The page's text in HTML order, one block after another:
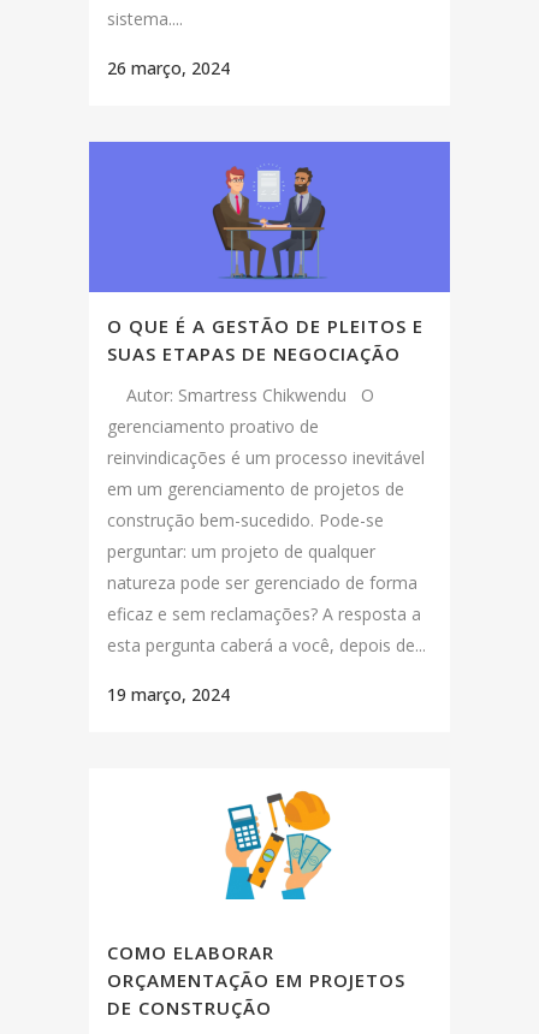
sistema....
26 março, 2024
O QUE É A GESTÃO DE PLEITOS E
SUAS ETAPAS DE NEGOCIAÇÃO
Autor: Smartress Chikwendu O
gerenciamento proativo de
reinvindicações é um processo inevitável
em um gerenciamento de projetos de
construção bem-sucedido. Pode-se
perguntar: um projeto de qualquer
natureza pode ser gerenciado de forma
eficaz e sem reclamações? A resposta a
esta pergunta caberá a você, depois de...
19 março, 2024
COMO ELABORAR
ORÇAMENTAÇÃO EM PROJETOS
DE CONSTRUÇÃO